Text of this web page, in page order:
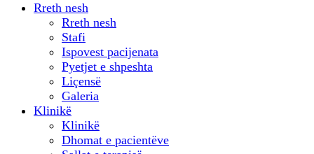
Rreth nesh
Rreth nesh
Stafi
Ispovest pacijenata
Pyetjet e shpeshta
Liçensë
Galeria
Klinikë
Klinikë
Dhomat e pacientëve